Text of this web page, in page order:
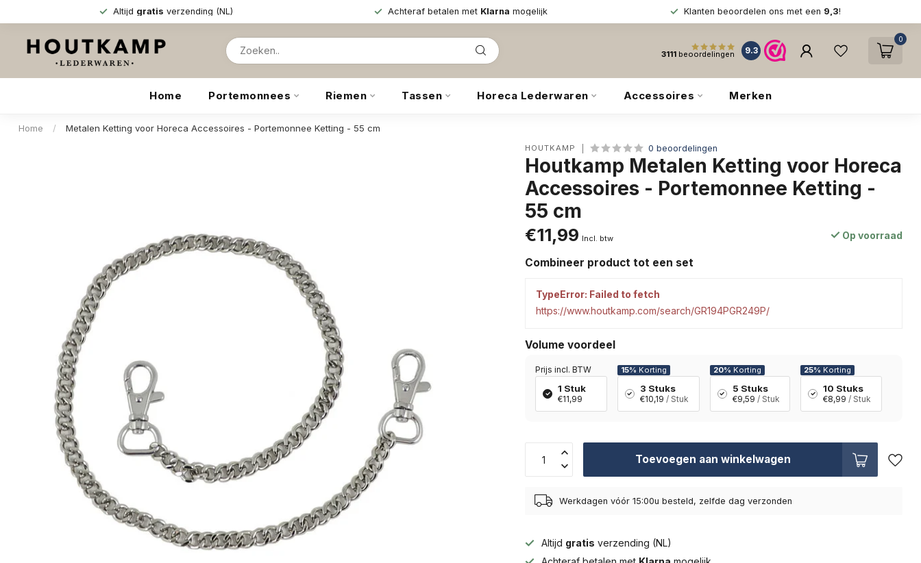
Altijd gratis verzending (NL) Achteraf betalen met Klarna mogelijk Klanten beoordelen ons met een 9,3!
3111 beoordelingen 9.3
0
Home Portemonnees Riemen Tassen Horeca Lederwaren Accessoires Merken
Home / Metalen Ketting voor Horeca Accessoires - Portemonnee Ketting - 55 cm
HOUTKAMP 0 beoordelingen
Houtkamp Metalen Ketting voor Horeca
Accessoires - Portemonnee Ketting -
55 cm
€11,99 Incl. btw Op voorraad
Combineer product tot een set
TypeError: Failed to fetch
https://www.houtkamp.com/search/GR194PGR249P/
Volume voordeel
Prijs incl. BTW
1 Stuk
€11,99
15% Korting
3 Stuks
€10,19 / Stuk
20% Korting
5 Stuks
€9,59 / Stuk
25% Korting
10 Stuks
€8,99 / Stuk
Toevoegen aan winkelwagen
Werkdagen vóór 15:00u besteld, zelfde dag verzonden
Altijd gratis verzending (NL)